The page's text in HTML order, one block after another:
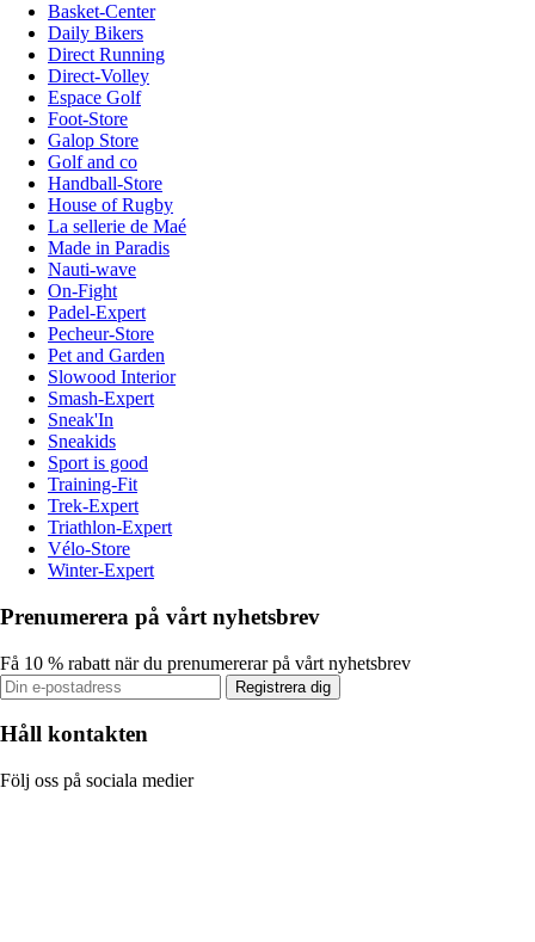
Basket-Center
Daily Bikers
Direct Running
Direct-Volley
Espace Golf
Foot-Store
Galop Store
Golf and co
Handball-Store
House of Rugby
La sellerie de Maé
Made in Paradis
Nauti-wave
On-Fight
Padel-Expert
Pecheur-Store
Pet and Garden
Slowood Interior
Smash-Expert
Sneak'In
Sneakids
Sport is good
Training-Fit
Trek-Expert
Triathlon-Expert
Vélo-Store
Winter-Expert
Prenumerera på vårt nyhetsbrev
Få 10 % rabatt när du prenumererar på vårt nyhetsbrev
Registrera dig
Håll kontakten
Följ oss på sociala medier